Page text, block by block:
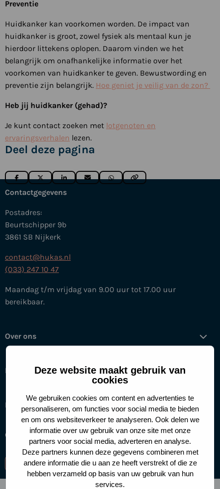
Deze website maakt gebruik van
cookies
We gebruiken cookies om content en advertenties te
personaliseren, om functies voor social media te bieden
en om ons websiteverkeer te analyseren. Ook delen we
informatie over uw gebruik van onze site met onze
partners voor social media, adverteren en analyse.
Deze partners kunnen deze gegevens combineren met
andere informatie die u aan ze heeft verstrekt of die ze
hebben verzameld op basis van uw gebruik van hun
services.
Preventie
Huidkanker kan voorkomen worden. De impact van
huidkanker is groot, zowel fysiek als mentaal kun je
hierdoor littekens oplopen. Daarom vinden we het
belangrijk om onafhankelijke informatie over het
voorkomen van huidkanker te geven. Bewustwording en
preventie zijn belangrijk. Hoe geniet je veilig van de zon?
Heb jij huidkanker (gehad)?
Je kunt contact zoeken met lotgenoten en
ervaringsverhalen lezen.
Deel deze pagina
Deel
via
Deel
via
Deel
via
Deel
Deel
Contactgegevens
Postadres:
Beurtschipper 9b
3861 SB Nijkerk
contact@hukas.nl
(033) 247 10 47
Maandag t/m vrijdag van 9.00 uur tot 17.00 uur
bereikbaar.
Over ons
Help mee
Handige links
Cookies Privacy policy
Ga
Ga